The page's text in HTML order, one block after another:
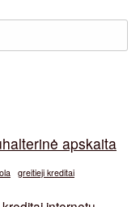
apskaita
greitieji kreditai